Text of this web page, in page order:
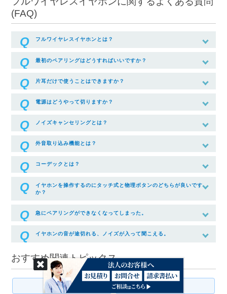
(FAQ)
フルワイヤレスイヤホンとは？
最初のペアリングはどうすればいいですか？
片耳だけで使うことはできますか？
電源はどうやって切りますか？
ノイズキャンセリングとは？
外音取り込み機能とは？
コーデックとは？
イヤホンを操作するのにタッチ式と物理ボタンのどちらが良いです
か？
急にペアリングができなくなってしまった。
イヤホンの音が途切れる、ノイズが入って聞こえる。
おすすめ関連トピックス
ゲーミング PCパーツ